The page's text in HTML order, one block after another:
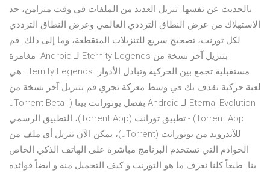
بالحديث عن نفسها: تنزيل العديد من الملفات في وقت متزامن، حد
الإستهلاك من عرض النطاق الترددي العالمي وعرض النطاق الترددي
لكل تورنت، تصحيح سريع للتنزيلات المتقطعة، وما إلى ذلك. قم
بتنزيل آخر نسخة من Eternity Legends لـ Android. مغامرة
مستقبلية تجمع بين الحركية وتبادل الأدوار. Eternity Legends هي
لعبة حركية تقذف بك في وسط معركة تجري قم بتنزيل آخر نسخة من
Eternal Evolution لـ Android بفضل يوتورانت بيتا (µTorrent Beta -
Torrent App) - تطبيق تورانت (Torrent App)، التطبيق الرسمي
للآندرويد من يوتورانت (µTorrent)، يمكن الآن تنزيل أي ملف من
الخوادم التي تستخدم البرنامج مباشرة على الهاتف الذكي الخاص
بنا. طبعاً كلنا نعرف ما هو التورنت و كيف التحميل منه و ايضاً فوائده